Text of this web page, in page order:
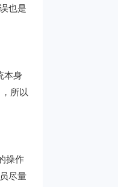
也是
本身
所以
操作
尽量